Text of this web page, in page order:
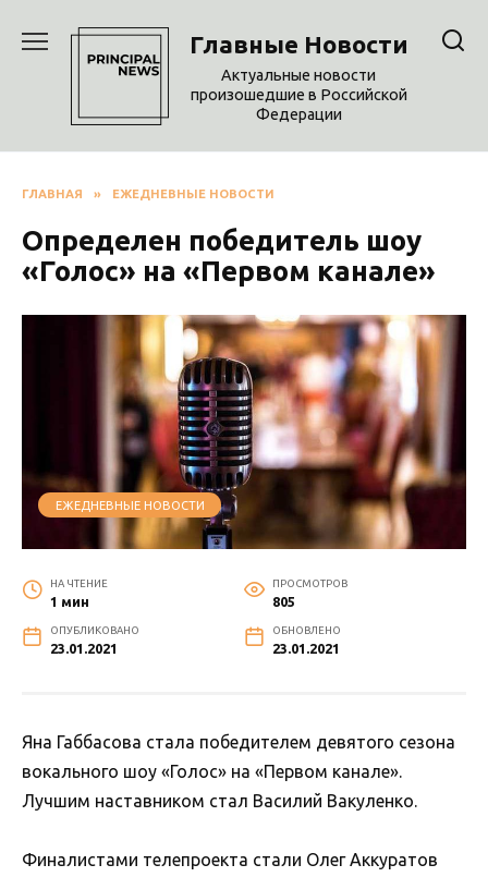
содержанию
Главные Новости
Актуальные новости
произошедшие в Российской
Федерации
ГЛАВНАЯ » ЕЖЕДНЕВНЫЕ НОВОСТИ
Определен победитель шоу
«Голос» на «Первом канале»
ЕЖЕДНЕВНЫЕ НОВОСТИ
НА ЧТЕНИЕ
1 мин
ПРОСМОТРОВ
805
ОПУБЛИКОВАНО
23.01.2021
ОБНОВЛЕНО
23.01.2021
Яна Габбасова стала победителем девятого сезона
вокального шоу «Голос» на «Первом канале».
Лучшим наставником стал Василий Вакуленко.
Финалистами телепроекта стали Олег Аккуратов